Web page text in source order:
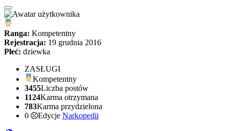
Ranga: Kompetentny
Rejestracja: 19 grudnia 2016
Płeć: dziewka
ZASŁUGI
Kompetentny
3455Liczba postów
1124Karma otrzymana
783Karma przydzielona
0
Edycje Narkopedii